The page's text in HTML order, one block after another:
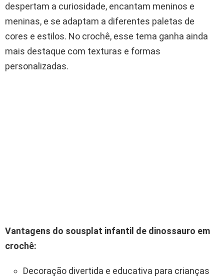
despertam a curiosidade, encantam meninos e
meninas, e se adaptam a diferentes paletas de
cores e estilos. No crochê, esse tema ganha ainda
mais destaque com texturas e formas
personalizadas.
Vantagens do sousplat infantil de dinossauro em
crochê:
Decoração divertida e educativa para crianças